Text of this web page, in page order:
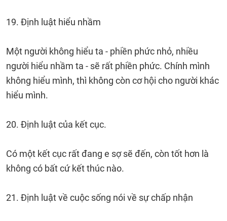
19. Định luật hiểu nhầm
Một người không hiểu ta - phiền phức nhỏ, nhiều
người hiểu nhầm ta - sẽ rất phiền phức. Chính mình
không hiểu mình, thì không còn cơ hội cho người khác
hiểu mình.
20. Định luật của kết cục.
Có một kết cục rất đang e sợ sẽ đến, còn tốt hơn là
không có bất cứ kết thúc nào.
21. Định luật về cuộc sống nói về sự chấp nhận